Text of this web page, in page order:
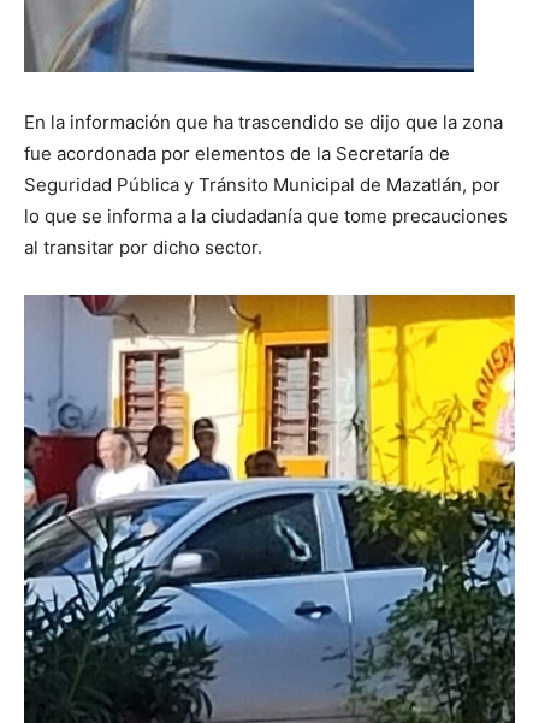
En la información que ha trascendido se dijo que la zona
fue acordonada por elementos de la Secretaría de
Seguridad Pública y Tránsito Municipal de Mazatlán, por
lo que se informa a la ciudadanía que tome precauciones
al transitar por dicho sector.